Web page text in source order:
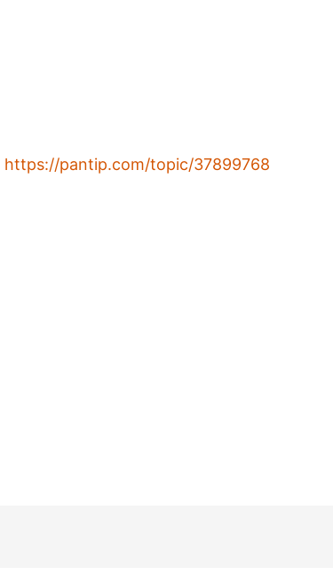
https://pantip.com/topic/37899768